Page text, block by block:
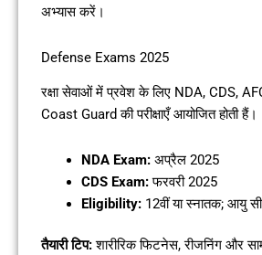
अभ्यास करें।
Defense Exams 2025
रक्षा सेवाओं में प्रवेश के लिए NDA, CDS,
Coast Guard की परीक्षाएँ आयोजित होती हैं।
NDA Exam:अप्रैल 2025
CDS Exam:फरवरी 2025
Eligibility:12वीं या स्नातक; आयु
तैयारी टिप:शारीरिक फिटनेस, रीजनिंग और